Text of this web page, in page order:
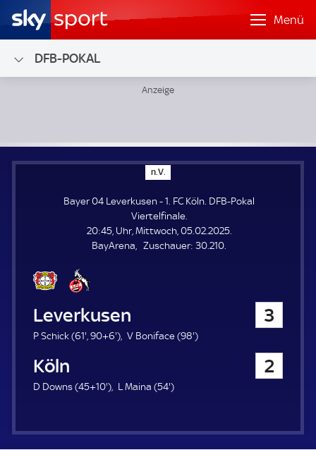
Menü
DFB-POKAL
n.V.
.
.
Bayer 04 Leverkusen - 1. FC Köln. DFB-Pokal
Viertelfinale.
20:45, Uhr, Mittwoch, 05.02.2025.
BayArena
Zuschauer: Z
u
30.210.
Bayer 04 Leverkusen 3
P Schick (61'6
i
t
,90+6'9
t
) V Boniface (98'9
t
)
1. FC Köln 2
D Downs (45+10'5
) L Maina (54'5
)